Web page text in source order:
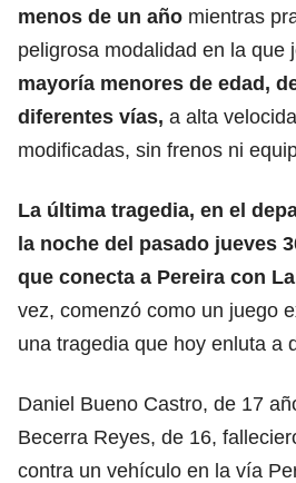
menos de un año mientras
peligrosa modalidad en la que
mayoría menores de edad,
diferentes vías, a alta
modificadas, sin frenos ni
La última tragedia, en el
la noche del pasado jueves
que conecta a Pereira con
vez, comenzó como un juego
una tragedia que hoy enluta a
Daniel Bueno Castro, de 17
Becerra Reyes, de 16,
contra un vehículo en la vía